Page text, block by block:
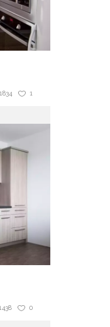
1
0